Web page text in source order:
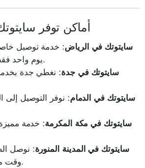
أماكن توفر
سايتوتك في الرياض: خدمة توصيل
يوم واحد فقط مع سرية تامة.
سايتوتك في جدة: نغطي جدة
سايتوتك في الدمام: نوفر التوصيل إلى
سايتوتك في مكة المكرمة: خدمة
سايتوتك في المدينة المنورة: نوصل
وقت مع ضمان الجودة.